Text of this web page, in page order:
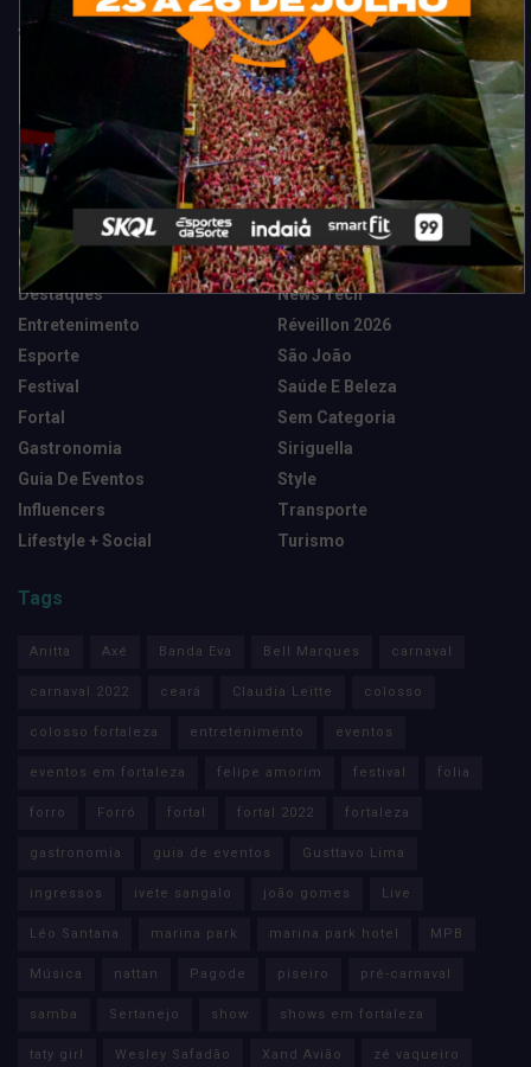
Categorias
Camarote Vip Junino
Cidade
Destaques
Entretenimento
Esporte
Festival
Fortal
Gastronomia
Guia De Eventos
Influencers
Lifestyle + Social
Marketing E Negócios
Música
News Tech
Réveillon 2026
São João
Saúde E Beleza
Sem Categoria
Siriguella
Style
Transporte
Turismo
Tags
Anitta Axé Banda Eva Bell Marques carnaval
carnaval 2022 ceará Claudia Leitte colosso
colosso fortaleza entretenimento eventos
eventos em fortaleza felipe amorim festival folia
forro Forró fortal fortal 2022 fortaleza
gastronomia guia de eventos Gusttavo Lima
ingressos ivete sangalo joão gomes Live
Léo Santana marina park marina park hotel MPB
Música nattan Pagode piseiro pré-carnaval
samba Sertanejo show shows em fortaleza
taty girl Wesley Safadão Xand Avião zé vaqueiro